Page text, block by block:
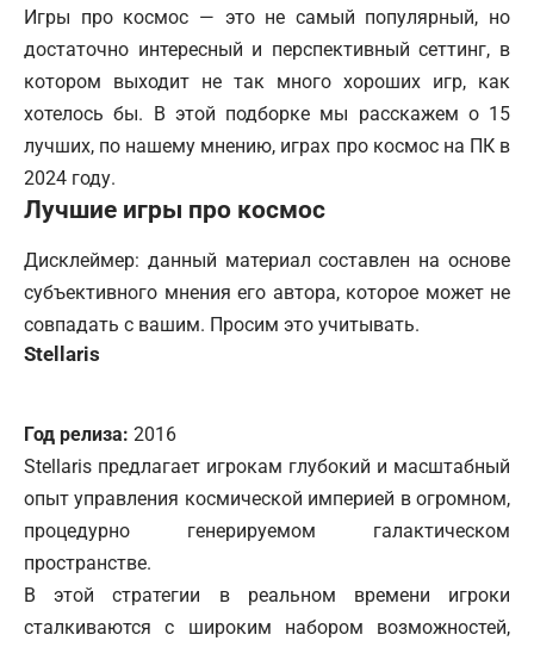
Игры про космос — это не самый популярный, но
достаточно интересный и перспективный сеттинг, в
котором выходит не так много хороших игр, как
хотелось бы. В этой подборке мы расскажем о 15
лучших, по нашему мнению, играх про космос на ПК в
2024 году.
Лучшие игры про космос
Дисклеймер: данный материал составлен на основе
субъективного мнения его автора, которое может не
совпадать с вашим. Просим это учитывать.
Stellaris
Год релиза: 2016
Stellaris предлагает игрокам глубокий и масштабный
опыт управления космической империей в огромном,
процедурно генерируемом галактическом
пространстве.
В этой стратегии в реальном времени игроки
сталкиваются с широким набором возможностей,